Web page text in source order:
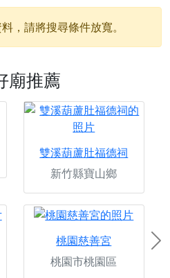
，請將搜尋條件放寬。
廟推薦
雙溪葫蘆肚福德祠
新竹縣寶山鄉
桃園慈善宮
桃園市桃園區